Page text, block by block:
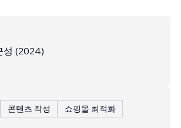
성 (2024)
콘텐츠 작성
쇼핑몰 최적화